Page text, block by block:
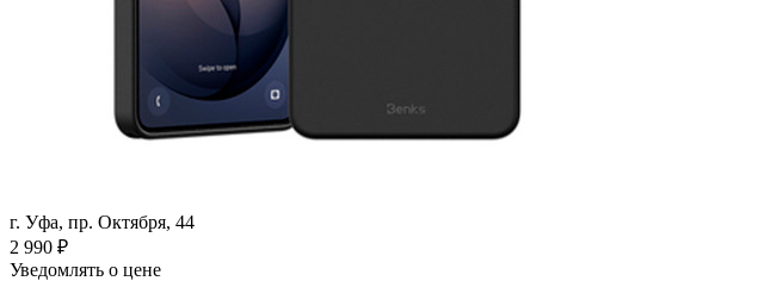
г. Уфа, пр. Октября, 44
2 990 ₽
Уведомлять о цене